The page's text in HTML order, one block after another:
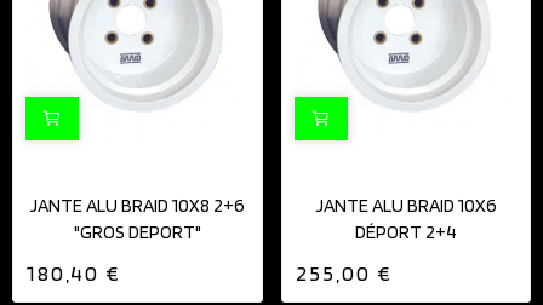
JANTE ALU BRAID 10X8 2+6
"GROS DEPORT"
180,40 €
JANTE ALU BRAID 10X6
DÉPORT 2+4
255,00 €